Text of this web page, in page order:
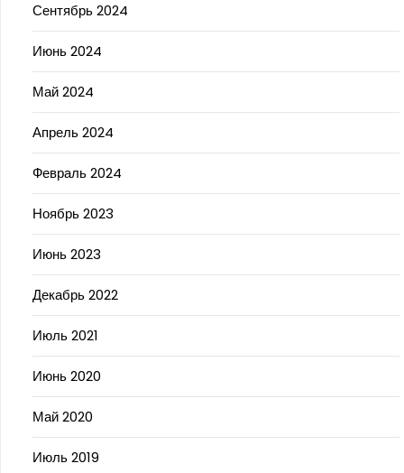
Сентябрь 2024
Июнь 2024
Май 2024
Апрель 2024
Февраль 2024
Ноябрь 2023
Июнь 2023
Декабрь 2022
Июль 2021
Июнь 2020
Май 2020
Июль 2019